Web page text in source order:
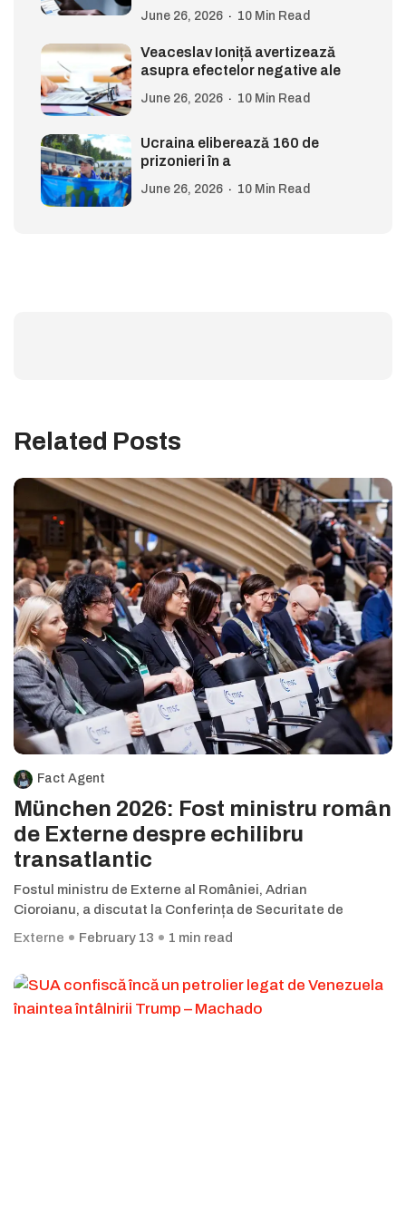
June 26, 2026 10 Min Read
Veaceslav Ioniță avertizează
asupra efectelor negative ale
June 26, 2026 10 Min Read
Ucraina eliberează 160 de
prizonieri în a
June 26, 2026 10 Min Read
Related Posts
Fact Agent
München 2026: Fost ministru român
de Externe despre echilibru
transatlantic
Fostul ministru de Externe al României, Adrian
Cioroianu, a discutat la Conferința de Securitate de
Externe
February 13 1 min read